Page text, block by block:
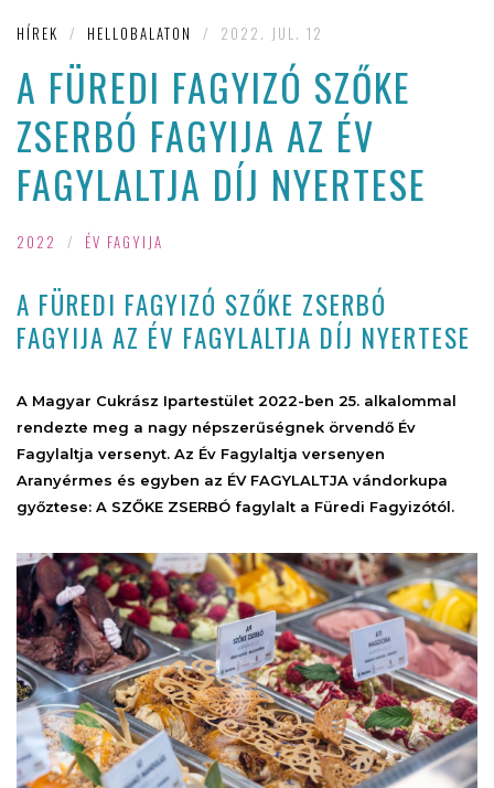
HÍREK / HELLOBALATON / 2022. JUL. 12
A FÜREDI FAGYIZÓ SZŐKE
ZSERBÓ FAGYIJA AZ ÉV
FAGYLALTJA DÍJ NYERTESE
2022 / ÉV FAGYIJA
A FÜREDI FAGYIZÓ SZŐKE ZSERBÓ
FAGYIJA AZ ÉV FAGYLALTJA DÍJ NYERTESE
A Magyar Cukrász Ipartestület 2022-ben 25. alkalommal
rendezte meg a nagy népszerűségnek örvendő Év
Fagylaltja versenyt. Az Év Fagylaltja versenyen
Aranyérmes és egyben az ÉV FAGYLALTJA vándorkupa
győztese: A SZŐKE ZSERBÓ fagylalt a Füredi Fagyizótól.